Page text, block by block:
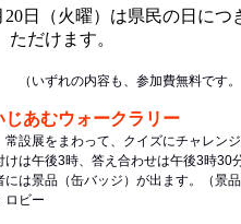
日（火曜）は県民の日につ
だけます。
（いずれの内容も、参加費無料です
あむウォークラリー
常設展をまわって、クイズにチャレン
けは午後3時、答え合わせは午後3時30
には景品（缶バッジ）が出ます。（景
ロビー